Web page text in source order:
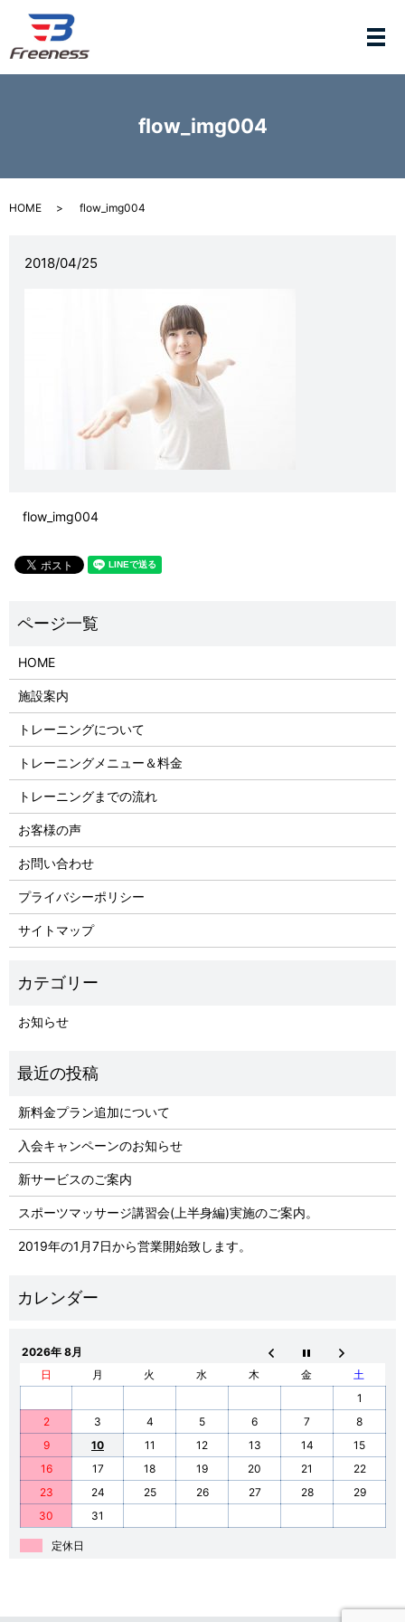
メ
flow_img004
HOME flow_img004
2018/04/25
flow_img004
HOME
施設案内
トレーニングについて
トレーニングメニュー＆料金
トレーニングまでの流れ
お客様の声
お問い合わせ
プライバシーポリシー
サイトマップ
お知らせ
新料金プラン追加について
入会キャンペーンのお知らせ
新サービスのご案内
スポーツマッサージ講習会(上半身編)実施のご案内。
2019年の1月7日から営業開始致します。
2026年 8月
日
月 火 水 木 金
土
1
2
3 4 5 6 7
8
9
10 11 12 13 14
15
16
17 18 19 20 21
22
23
24 25 26 27 28
29
30
31
定休日